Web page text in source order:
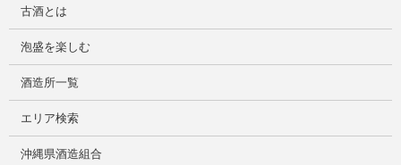
古酒とは
泡盛を楽しむ
酒造所一覧
エリア検索
沖縄県酒造組合